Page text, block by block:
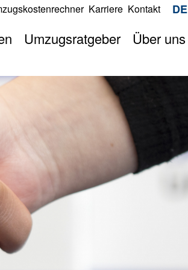
Jetzt anfragen
berechnen
Umzugsratgeber
Jetzt anfragen
Über uns
Karriere Kontakt DE